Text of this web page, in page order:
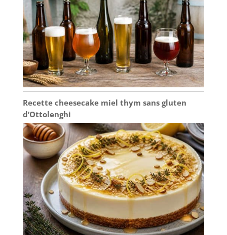
réceptions et dîners.
Planche charcuterie
ardoise, plateau à
fromage, plaque
ardoise, assiettes et
plats de service apero,
sushi. Conçues avec
soin, ces assiettes en
ardoise naturelle
apportent une touche
sophistiquée à votre
service de table.
Ardoise planche
formage assiette
dessert assiette
rectangulaire noire
ardoise restaurant
design professionnel
pour mariages, fêtes,
anniversaires, remises
de diplômes.
Recette cheesecake miel thym sans gluten
d’Ottolenghi